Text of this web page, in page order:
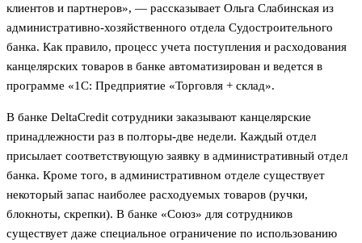
клиентов и партнеров», — рассказывает Ольга Слабинская из
административно-хозяйственного отдела Судостроительного
банка. Как правило, процесс учета поступления и расходования
канцелярских товаров в банке автоматизирован и ведется в
программе «1С: Предприятие «Торговля + склад».
В банке DeltaCredit сотрудники заказывают канцелярские
принадлежности раз в полторы-две недели. Каждый отдел
присылает соответствующую заявку в административный отдел
банка. Кроме того, в административном отделе существует
некоторый запас наиболее расходуемых товаров (ручки,
блокноты, скрепки). В банке «Союз» для сотрудников
существует даже специальное ограничение по использованию